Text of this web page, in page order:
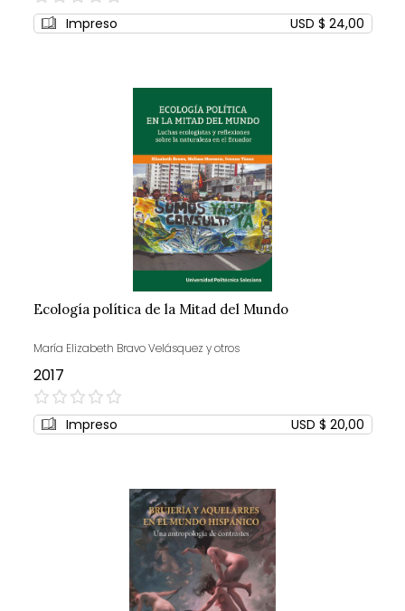
0%
Impreso USD $ 24,00
Ecología política de la Mitad del Mundo
María Elizabeth Bravo Velásquez y otros
2017
0%
Impreso USD $ 20,00